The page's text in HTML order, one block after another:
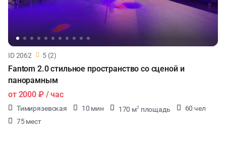
ID 2062 5 (2)
Fantom 2.0 стильное пространство со сценой и
панорамным
от 2000 ₽/ час
Тимирязевская 10 мин 170 м2 площадь
60 чел
75 мест